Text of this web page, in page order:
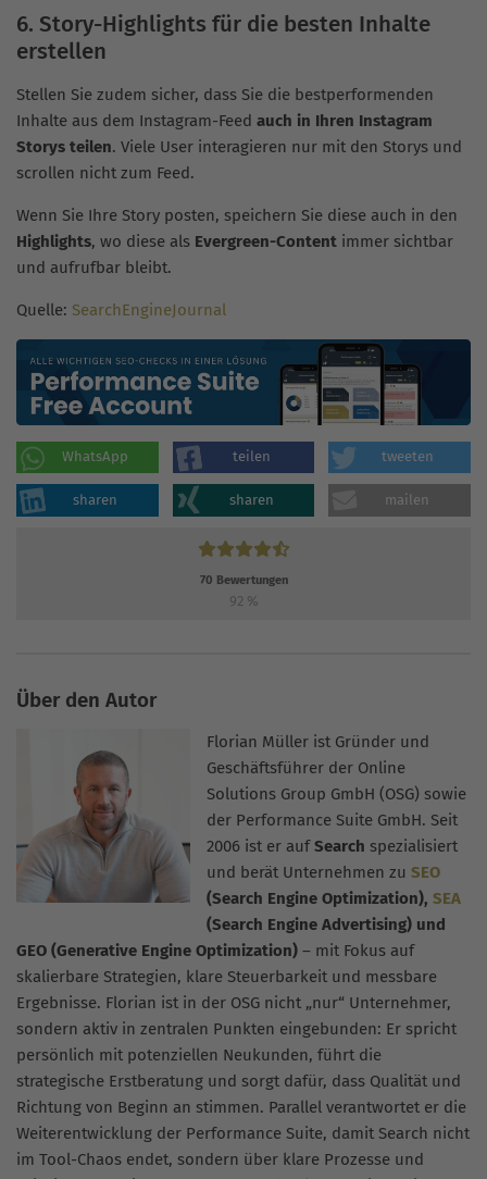
6. Story-Highlights für die besten Inhalte
erstellen
Stellen Sie zudem sicher, dass Sie die bestperformenden
Inhalte aus dem Instagram-Feed auch in Ihren Instagram
Storys teilen. Viele User interagieren nur mit den Storys und
scrollen nicht zum Feed.
Wenn Sie Ihre Story posten, speichern Sie diese auch in den
Highlights, wo diese als Evergreen-Content immer sichtbar
und aufrufbar bleibt.
Quelle: SearchEngineJournal
WhatsApp teilen tweeten
sharen sharen mailen
70 Bewertungen
92 %
Über den Autor
Florian Müller ist Gründer und
Geschäftsführer der Online
Solutions Group GmbH (OSG) sowie
der Performance Suite GmbH. Seit
2006 ist er aufSearch spezialisiert
und berät Unternehmen zu SEO
(Search Engine Optimization), SEA
(Search Engine Advertising) und
GEO (Generative Engine Optimization) – mit Fokus auf
skalierbare Strategien, klare Steuerbarkeit und messbare
Ergebnisse. Florian ist in der OSG nicht „nur“ Unternehmer,
sondern aktiv in zentralen Punkten eingebunden: Er spricht
persönlich mit potenziellen Neukunden, führt die
strategische Erstberatung und sorgt dafür, dass Qualität und
Richtung von Beginn an stimmen. Parallel verantwortet er die
Weiterentwicklung der Performance Suite, damit Search nicht
im Tool-Chaos endet, sondern über klare Prozesse und